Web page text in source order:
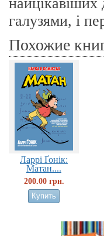
галузями, і
Похожие
Ларрі Ґонік:
Матан....
200.00 грн.